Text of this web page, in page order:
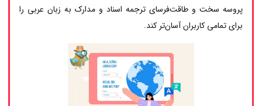
پروسه سخت و طاقت‌فرسای ترجمه اسناد و مدارک به زبان عربی را
برای تمامی کاربران آسان‌تر کند.